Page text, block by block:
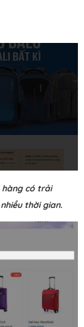
hàng có trải
thời gian.